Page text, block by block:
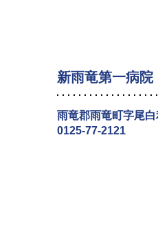
新雨竜第一病院
雨竜郡雨竜町字尾
0125-77-2121